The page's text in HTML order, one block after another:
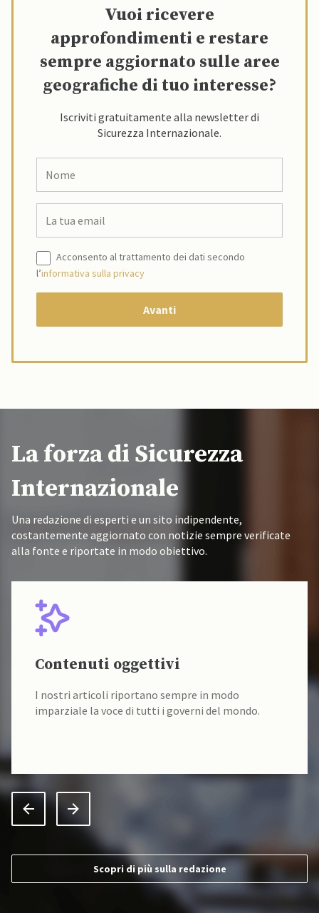
Vuoi ricevere
approfondimenti e restare
sempre aggiornato sulle aree
geografiche di tuo interesse?
Iscriviti gratuitamente alla newsletter di
Sicurezza Internazionale.
Acconsento al trattamento dei dati secondo
l’informativa sulla privacy
La forza di Sicurezza
Internazionale
Una redazione di esperti e un sito indipendente,
costantemente aggiornato con notizie sempre verificate
alla fonte e riportate in modo obiettivo.
Contenuti oggettivi
I nostri articoli riportano sempre in modo
imparziale la voce di tutti i governi del mondo.
Scopri di più sulla redazione